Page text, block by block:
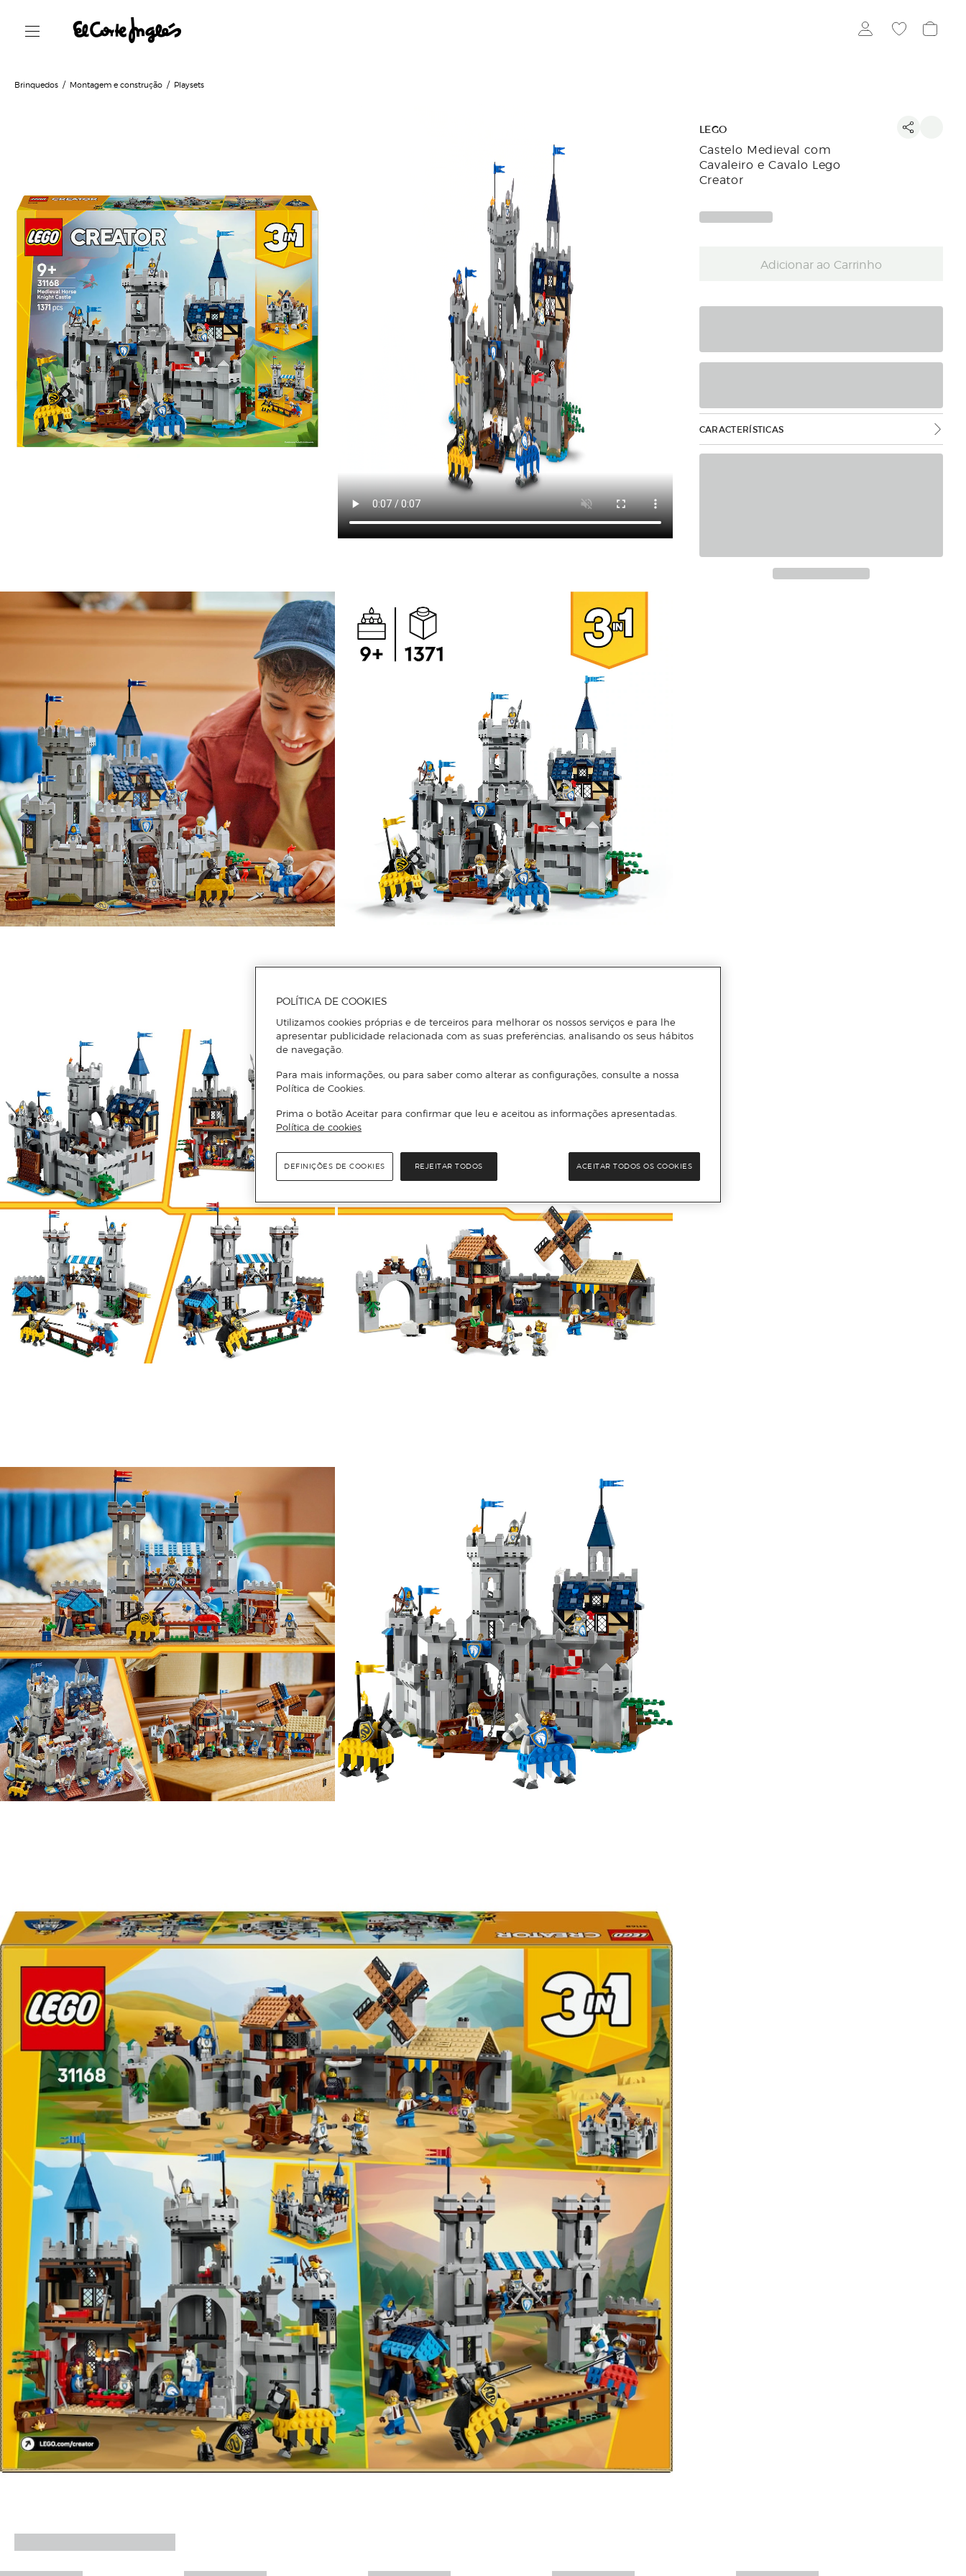
Brinquedos Montagem e construção Playsets
LEGO
Castelo Medieval com
Cavaleiro e Cavalo Lego
Creator
Adicionar ao Carrinho
CARACTERÍSTICAS
Mais informações
POLÍTICA DE COOKIES
Utilizamos cookies próprias e de terceiros para melhorar os nossos serviços e para lhe
apresentar publicidade relacionada com as suas preferências, analisando os seus hábitos
de navegação.
Para mais informações, ou para saber como alterar as configurações, consulte a nossa
Política de Cookies.
Prima o botão Aceitar para confirmar que leu e aceitou as informações apresentadas.
Política de cookies
REJEITAR TODOS ACEITAR TODOS OS COOKIES
DEFINIÇÕES DE COOKIES